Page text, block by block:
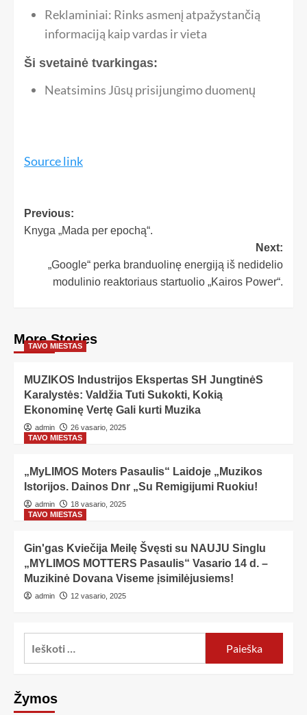
Reklaminiai: Rinks asmenį atpažystančią
informaciją kaip vardas ir vieta
Ši svetainė tvarkingas:
Neatsimins Jūsų prisijungimo duomenų
Source link
Previous:
Knyga „Mada per epochą“.
Next:
„Google“ perka branduolinę energiją iš nedidelio
modulinio reaktoriaus startuolio „Kairos Power“.
More Stories
TAVO MIESTAS
MUZIKOS Industrijos Ekspertas SH JungtinėS
Karalystės: Valdžia Tuti Sukokti, Kokią
Ekonominę Vertę Gali kurti Muzika
admin
26 vasario, 2025
TAVO MIESTAS
„MyLIMOS Moters Pasaulis“ Laidoje „Muzikos
Istorijos. Dainos Dnr „Su Remigijumi Ruokiu!
admin
18 vasario, 2025
TAVO MIESTAS
Gin'gas Kviečija Meilę Švęsti su NAUJU Singlu
„MYLIMOS MOTTERS Pasaulis“ Vasario 14 d. –
Muzikinė Dovana Viseme įsimilėjusiems!
admin 12 vasario, 2025
Žymos